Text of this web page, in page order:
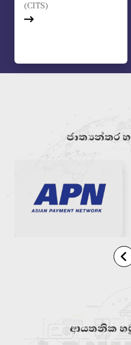
(CITS)
ජාත්‍යන්තර
ආයතනික